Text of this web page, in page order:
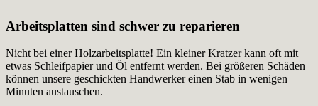
Arbeitsplatten sind schwer zu reparieren
Nicht bei einer Holzarbeitsplatte! Ein kleiner Kratzer kann oft mit
etwas Schleifpapier und Öl entfernt werden. Bei größeren Schäden
können unsere geschickten Handwerker einen Stab in wenigen
Minuten austauschen.